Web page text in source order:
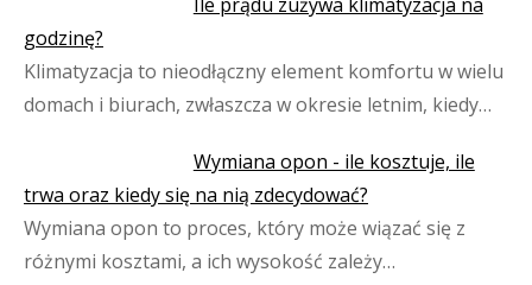
godzinę?
Klimatyzacja to nieodłączny element komfortu w wielu
domach i biurach, zwłaszcza w okresie letnim, kiedy…
Wymiana opon - ile kosztuje, ile
trwa oraz kiedy się na nią zdecydować?
Wymiana opon to proces, który może wiązać się z
różnymi kosztami, a ich wysokość zależy…